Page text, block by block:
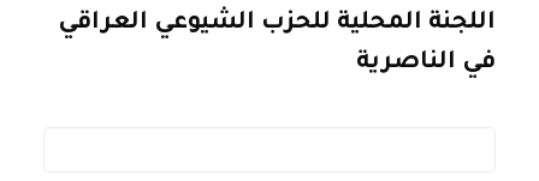
اللجنة المحلية للحزب الشيوعي العراقي
في الناصرية